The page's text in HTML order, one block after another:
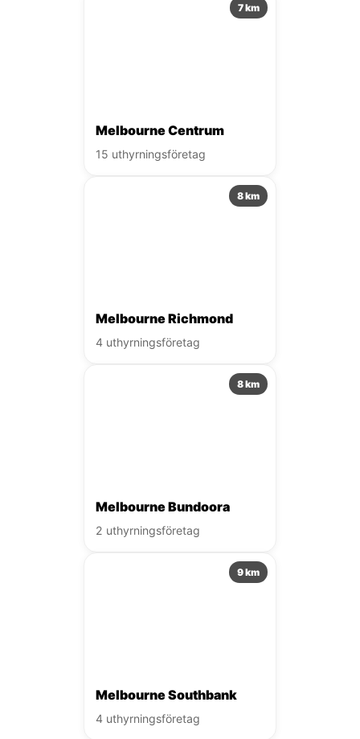
7 km
Melbourne Centrum
15 uthyrningsföretag
8 km
Melbourne Richmond
4 uthyrningsföretag
8 km
Melbourne Bundoora
2 uthyrningsföretag
9 km
Melbourne Southbank
4 uthyrningsföretag